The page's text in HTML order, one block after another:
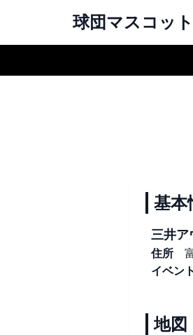
球団マスコット
基本
三井ア
住所
イベン
地図